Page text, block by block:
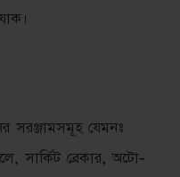
সরঞ্জামসমূহ যেমনঃ
সার্কিট ব্রেকার, অটো-